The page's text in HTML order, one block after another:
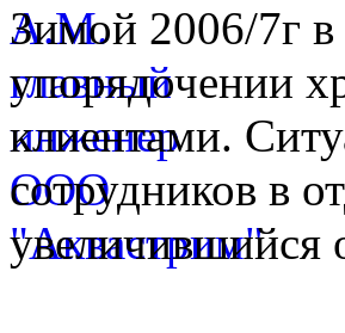
Зимой 2006/7г
упорядочении
клиентами.
сотрудников в